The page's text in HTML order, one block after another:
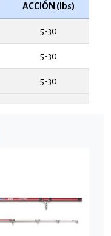
ACCIÓN (lbs)
5-30
5-30
5-30